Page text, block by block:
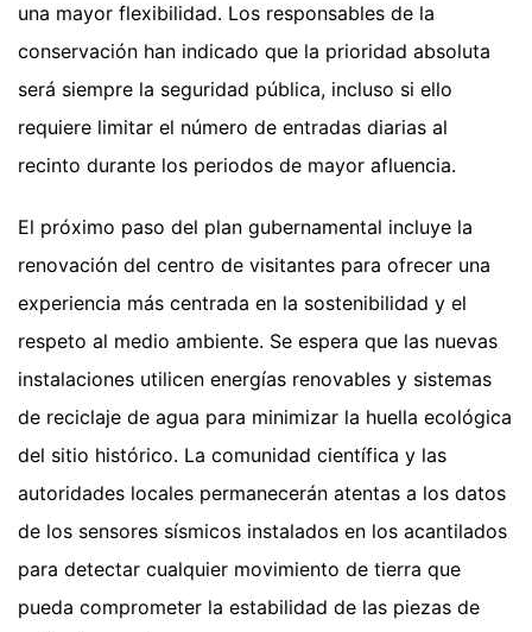
una mayor flexibilidad. Los responsables de la
conservación han indicado que la prioridad absoluta
será siempre la seguridad pública, incluso si ello
requiere limitar el número de entradas diarias al
recinto durante los periodos de mayor afluencia.
El próximo paso del plan gubernamental incluye la
renovación del centro de visitantes para ofrecer una
experiencia más centrada en la sostenibilidad y el
respeto al medio ambiente. Se espera que las nuevas
instalaciones utilicen energías renovables y sistemas
de reciclaje de agua para minimizar la huella ecológica
del sitio histórico. La comunidad científica y las
autoridades locales permanecerán atentas a los datos
de los sensores sísmicos instalados en los acantilados
para detectar cualquier movimiento de tierra que
pueda comprometer la estabilidad de las piezas de